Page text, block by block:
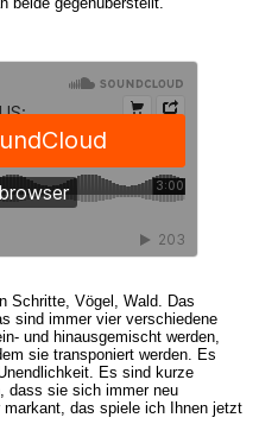
Schritte, Vögel, Wald. Das
sind immer vier verschiedene
und hinausgemischt werden,
sie transponiert werden. Es
Es sind kurze
dass sie sich immer neu
das spiele ich Ihnen jetzt